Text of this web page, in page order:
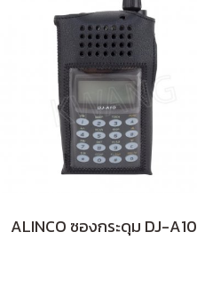
ALINCO ซองกระดุม DJ-A10